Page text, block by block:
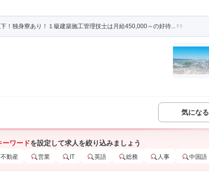
！独身寮あり！１級建築施工管理技士は月給450,000～の好待...
気になる
ーワードを設定して求人を絞り込みましょう
不動産 営業 IT 英語 総務 人事 中国語